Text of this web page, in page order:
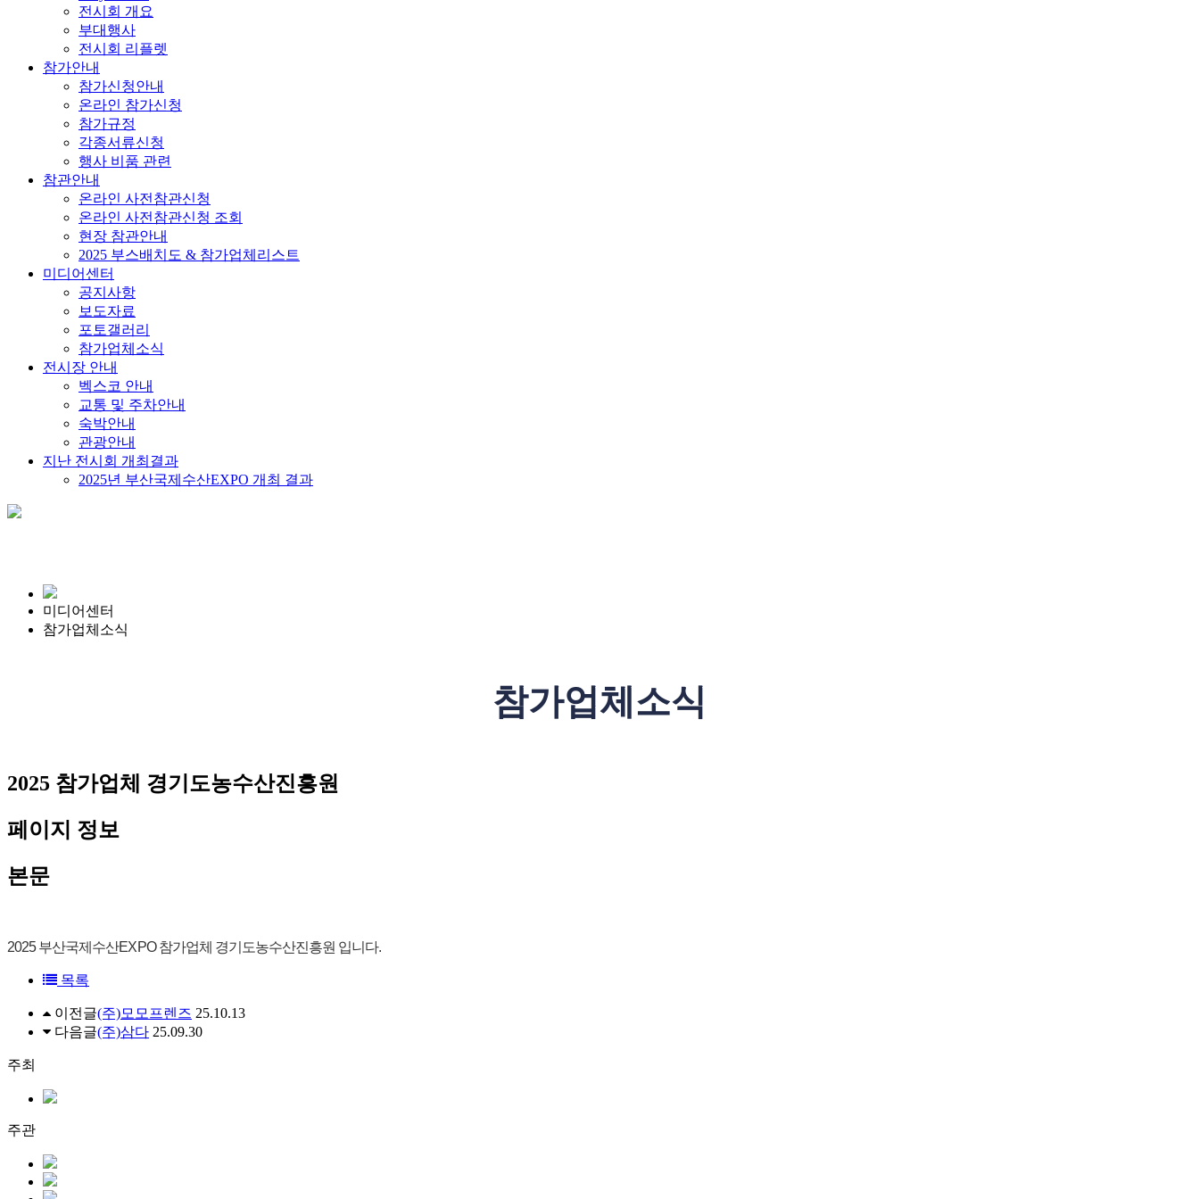
전시회 개요
부대행사
전시회 리플렛
참가안내
참가신청안내
온라인 참가신청
참가규정
각종서류신청
행사 비품 관련
참관안내
온라인 사전참관신청
온라인 사전참관신청 조회
현장 참관안내
2025 부스배치도 & 참가업체리스트
미디어센터
공지사항
보도자료
포토갤러리
참가업체소식
전시장 안내
벡스코 안내
교통 및 주차안내
숙박안내
관광안내
지난 전시회 개최결과
2025년 부산국제수산EXPO 개최 결과
미디어센터
참가업체소식
참가업체소식
2025 참가업체
경기도농수산진흥원
페이지 정보
본문
2025 부산국제수산EXPO 참가업체 경기도농수산진흥원 입니다.
목록
이전글(주)모모프렌즈 25.10.13
다음글(주)삼다 25.09.30
주최
주관